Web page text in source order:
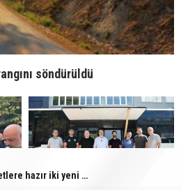
İznik Gölü’ne düşen genç hayatını kaybetti, gözyaşlarıyla toprağa verildi
söndürüldü
Büyükşehir’den afetlere hazır iki yeni mobil araç